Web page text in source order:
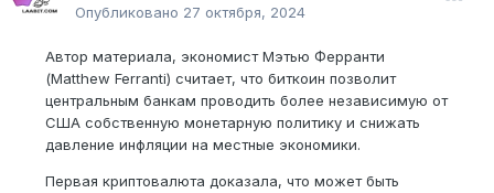
Опубликовано 27 октября, 2024
Автор материала, экономист Мэтью Ферранти
(Matthew Ferranti) считает, что биткоин позволит
центральным банкам проводить более независимую от
США собственную монетарную политику и снижать
давление инфляции на местные экономики.
Первая криптовалюта доказала, что может быть